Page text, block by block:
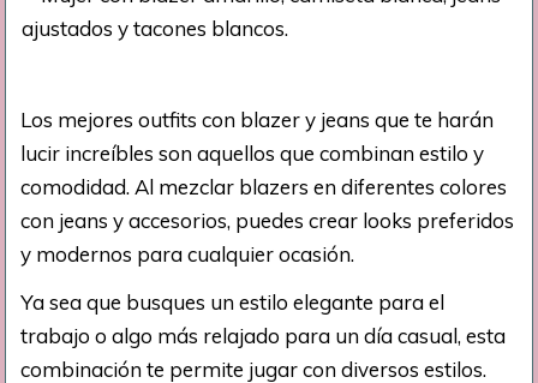
Los mejores outfits con blazer y jeans que te harán
lucir increíbles son aquellos que combinan estilo y
comodidad. Al mezclar blazers en diferentes colores
con jeans y accesorios, puedes crear looks preferidos
y modernos para cualquier ocasión.
Ya sea que busques un estilo elegante para el
trabajo o algo más relajado para un día casual, esta
combinación te permite jugar con diversos estilos.